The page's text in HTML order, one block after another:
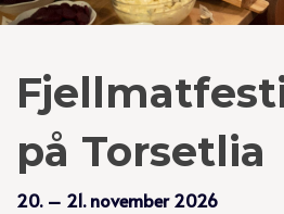
på Torsetlia
20. – 21. november 2026